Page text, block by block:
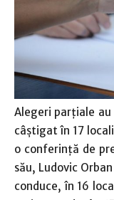
Alegeri parţiale au
câştigat în 17
o conferinţă de
său, Ludovic
conduce, în 16